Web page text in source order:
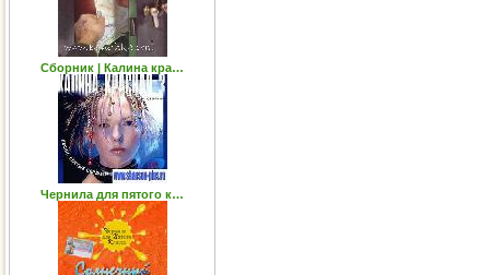
Сборник | Калина кра…
Чернила для пятого к…